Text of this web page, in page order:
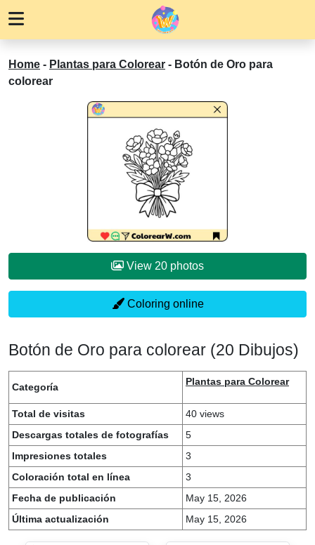
Home - Plantas para Colorear - Botón de Oro para
colorear
View 20 photos
Coloring online
Botón de Oro para colorear (20 Dibujos)
Categoría Plantas para Colorear
Total de visitas
40 views
Descargas totales de fotografías
5
Impresiones totales
3
Coloración total en línea
3
Fecha de publicación
May 15, 2026
Última actualización
May 15, 2026